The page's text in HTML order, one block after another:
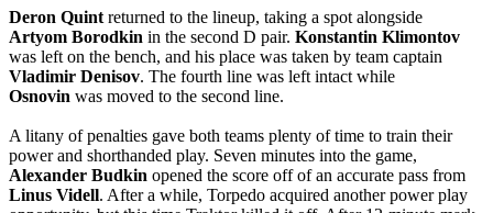
Deron Quint returned to the lineup, taking a spot alongside
Artyom Borodkin in the second D pair. Konstantin Klimontov
was left on the bench, and his place was taken by team captain
Vladimir Denisov. The fourth line was left intact while
Osnovin was moved to the second line.
A litany of penalties gave both teams plenty of time to train their
power and shorthanded play. Seven minutes into the game,
Alexander Budkin opened the score off of an accurate pass from
Linus Videll. After a while, Torpedo acquired another power play